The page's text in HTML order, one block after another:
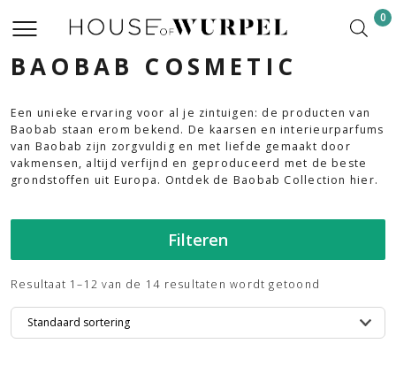
0
BAOBAB COSMETIC
Een unieke ervaring voor al je zintuigen: de producten van
Baobab staan erom bekend. De kaarsen en interieurparfums
van Baobab zijn zorgvuldig en met liefde gemaakt door
vakmensen, altijd verfijnd en geproduceerd met de beste
grondstoffen uit Europa. Ontdek de Baobab Collection hier.
Filteren
Resultaat 1–12 van de 14 resultaten wordt getoond